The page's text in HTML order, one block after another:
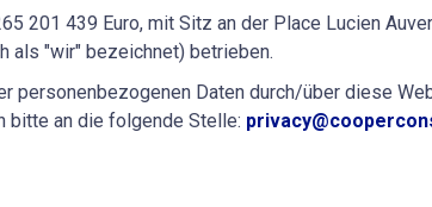
201 439 Euro, mit Sitz an der Place Lucien
als "wir" bezeichnet) betrieben.
personenbezogenen Daten durch/über diese
bitte an die folgende Stelle: